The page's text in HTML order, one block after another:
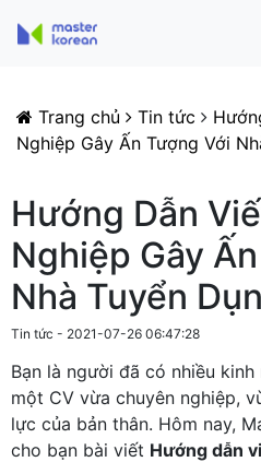
Trang chủ Tin tức
Nghiệp Gây Ấn Tượng Với
Hướng Dẫn
Nghiệp Gây
Nhà Tuyển
Tin tức - 2021-07-26 06:47:28
Bạn là người đã có nhiều
một CV vừa chuyên nghiệp,
lực của bản thân. Hôm nay,
cho bạn bài viết Hướng dẫn